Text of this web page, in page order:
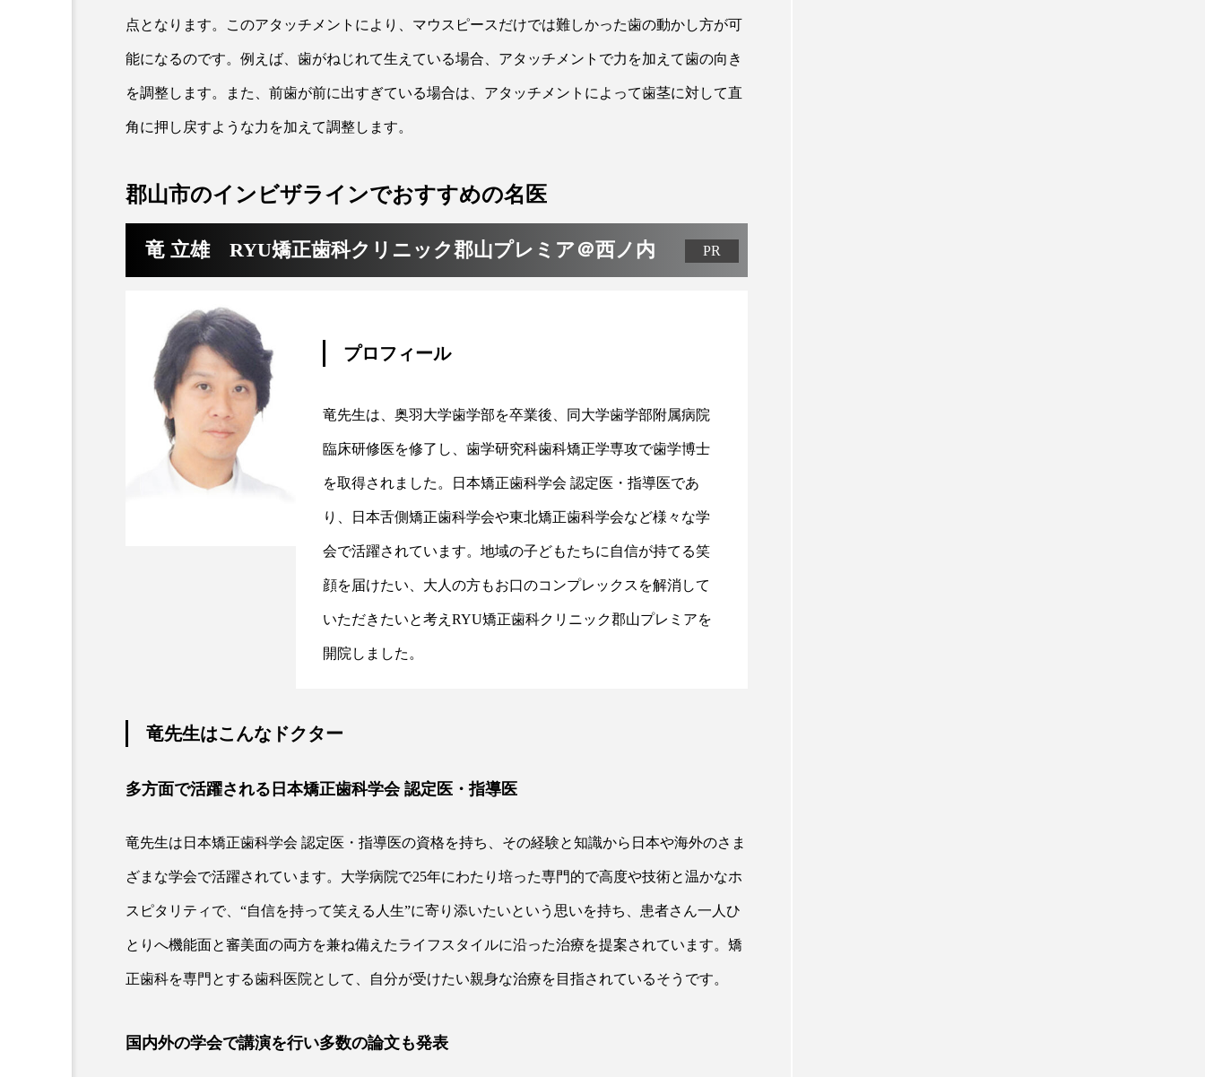
点となります。このアタッチメントにより、マウスピースだけでは難しかった歯の動かし方が可
能になるのです。例えば、歯がねじれて生えている場合、アタッチメントで力を加えて歯の向き
を調整します。また、前歯が前に出すぎている場合は、アタッチメントによって歯茎に対して直
角に押し戻すような力を加えて調整します。
郡山市のインビザラインでおすすめの名医
竜 立雄 RYU矯正歯科クリニック郡山プレミア＠西ノ内
プロフィール
竜先生は、奥羽大学歯学部を卒業後、同大学歯学部附属病院
臨床研修医を修了し、歯学研究科歯科矯正学専攻で歯学博士
を取得されました。日本矯正歯科学会 認定医・指導医であ
り、日本舌側矯正歯科学会や東北矯正歯科学会など様々な学
会で活躍されています。地域の子どもたちに自信が持てる笑
顔を届けたい、大人の方もお口のコンプレックスを解消して
いただきたいと考えRYU矯正歯科クリニック郡山プレミアを
開院しました。
竜先生はこんなドクター
多方面で活躍される日本矯正歯科学会 認定医・指導医
竜先生は日本矯正歯科学会 認定医・指導医の資格を持ち、その経験と知識から日本や海外のさま
ざまな学会で活躍されています。大学病院で25年にわたり培った専門的で高度や技術と温かなホ
スピタリティで、“自信を持って笑える人生”に寄り添いたいという思いを持ち、患者さん一人ひ
とりへ機能面と審美面の両方を兼ね備えたライフスタイルに沿った治療を提案されています。矯
正歯科を専門とする歯科医院として、自分が受けたい親身な治療を目指されているそうです。
国内外の学会で講演を行い多数の論文も発表